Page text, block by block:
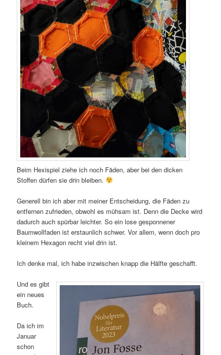
Beim Hexispiel ziehe ich noch Fäden, aber bei den dicken
Stoffen dürfen sie drin bleiben.
Generell bin ich aber mit meiner Entscheidung, die Fäden zu
entfernen zufrieden, obwohl es mühsam ist. Denn die Decke wird
dadurch auch spürbar leichter. So ein lose gesponnener
Baumwollfaden ist erstaunlich schwer. Vor allem, wenn doch pro
kleinem Hexagon recht viel drin ist.
Ich denke mal, ich habe inzwischen knapp die Hälfte geschafft.
Und es gibt
ein neues
Buch.
Da ich im
Januar
schon